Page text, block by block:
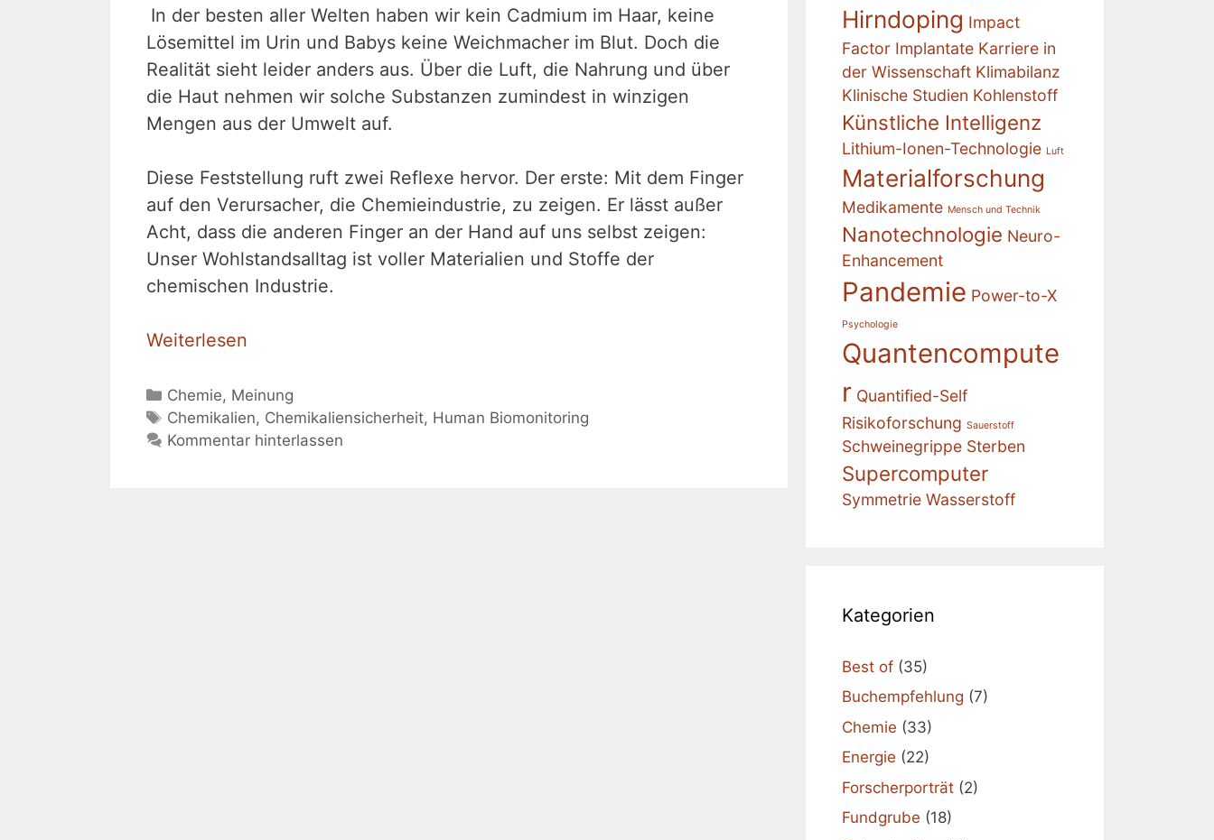
In der besten aller Welten haben wir kein Cadmium im Haar, keine
Lösemittel im Urin und Babys keine Weichmacher im Blut. Doch die
Realität sieht leider anders aus. Über die Luft, die Nahrung und über
die Haut nehmen wir solche Substanzen zumindest in winzigen
Mengen aus der Umwelt auf.
Diese Feststellung ruft zwei Reflexe hervor. Der erste: Mit dem Finger
auf den Verursacher, die Chemieindustrie, zu zeigen. Er lässt außer
Acht, dass die anderen Finger an der Hand auf uns selbst zeigen:
Unser Wohlstandsalltag ist voller Materialien und Stoffe der
chemischen Industrie.
Weiterlesen
Kategorien
Chemie, Meinung
Schlagwörter
Chemikalien, Chemikaliensicherheit, Human Biomonitoring
Kommentar hinterlassen
Hirndoping Impact
Factor Implantate Karriere in
der Wissenschaft Klimabilanz
Klinische Studien Kohlenstoff
Künstliche Intelligenz
Lithium-Ionen-Technologie Luft
Materialforschung
Medikamente Mensch und Technik
Nanotechnologie Neuro-
Enhancement
Pandemie Power-to-X
Psychologie
Quantencompute
r Quantified-Self
Risikoforschung Sauerstoff
Schweinegrippe Sterben
Supercomputer
Symmetrie Wasserstoff
Kategorien
Best of (35)
Buchempfehlung (7)
Chemie (33)
Energie (22)
Forscherporträt (2)
Fundgrube (18)